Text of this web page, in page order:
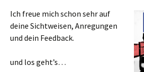
Ich freue mich schon sehr auf
deine Sichtweisen, Anregungen
und dein Feedback.
und los geht’s…